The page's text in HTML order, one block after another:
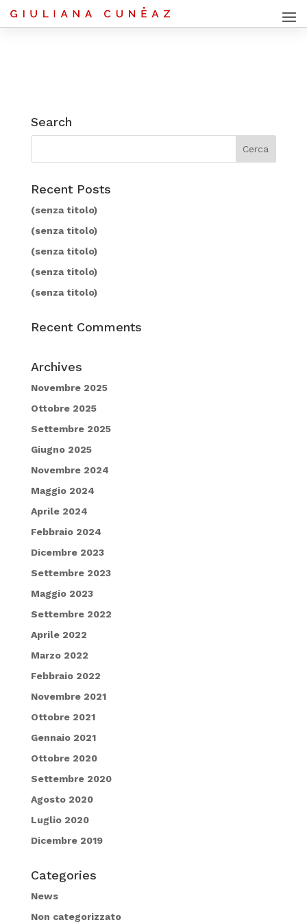
Search
Recent Posts
(senza titolo)
(senza titolo)
(senza titolo)
(senza titolo)
(senza titolo)
Recent Comments
Archives
Novembre 2025
Ottobre 2025
Settembre 2025
Giugno 2025
Novembre 2024
Maggio 2024
Aprile 2024
Febbraio 2024
Dicembre 2023
Settembre 2023
Maggio 2023
Settembre 2022
Aprile 2022
Marzo 2022
Febbraio 2022
Novembre 2021
Ottobre 2021
Gennaio 2021
Ottobre 2020
Settembre 2020
Agosto 2020
Luglio 2020
Dicembre 2019
Categories
News
Non categorizzato